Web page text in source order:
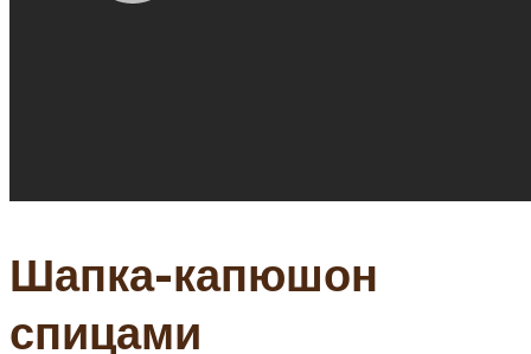
Шапка-капюшон
спицами